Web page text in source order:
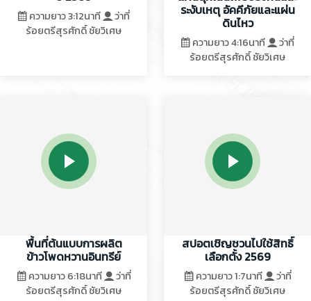
ความยาว 3:12นาที
ว่าที่
ร้อยตรีสุรศักดิ์ ชัยวิเศษ
ระงับเหตุ อัคคีภัยและแผ่น
ดินไหว
ความยาว 4:16นาที
ว่าที่
ร้อยตรีสุรศักดิ์ ชัยวิเศษ
พื้นที่ต้นแบบการผลิต
ข้าวโพดหวานอินทรีย์
ความยาว 6:18นาที
ว่าที่
ร้อยตรีสุรศักดิ์ ชัยวิเศษ
สปอตเชิญชวนไปใช้สิทธิ์
เลือกตั้ง 2569
ความยาว 1:7นาที
ว่าที่
ร้อยตรีสุรศักดิ์ ชัยวิเศษ